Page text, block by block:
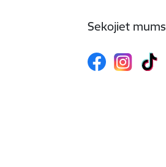
Sekojiet mums